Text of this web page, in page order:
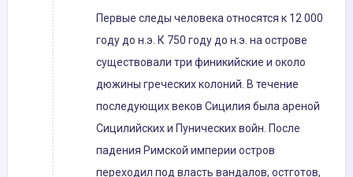
Первые следы человека относятся к 12 000
году до н.э. К 750 году до н.э. на острове
существовали три финикийские и около
дюжины греческих колоний. В течение
последующих веков Сицилия была ареной
Сицилийских и Пунических войн. После
падения Римской империи остров
переходил под власть вандалов, остготов,